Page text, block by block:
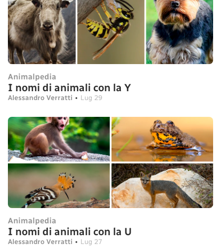
Animalpedia
I nomi di animali con la Y
Alessandro Verratti • Lug 29
Animalpedia
I nomi di animali con la U
Alessandro Verratti • Lug 27